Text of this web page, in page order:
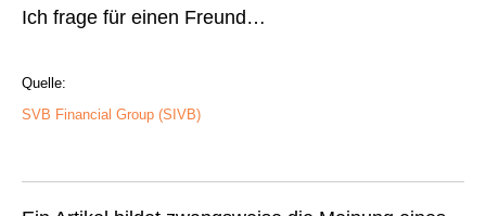
Ich frage für einen Freund…
Quelle:
SVB Financial Group (SIVB)